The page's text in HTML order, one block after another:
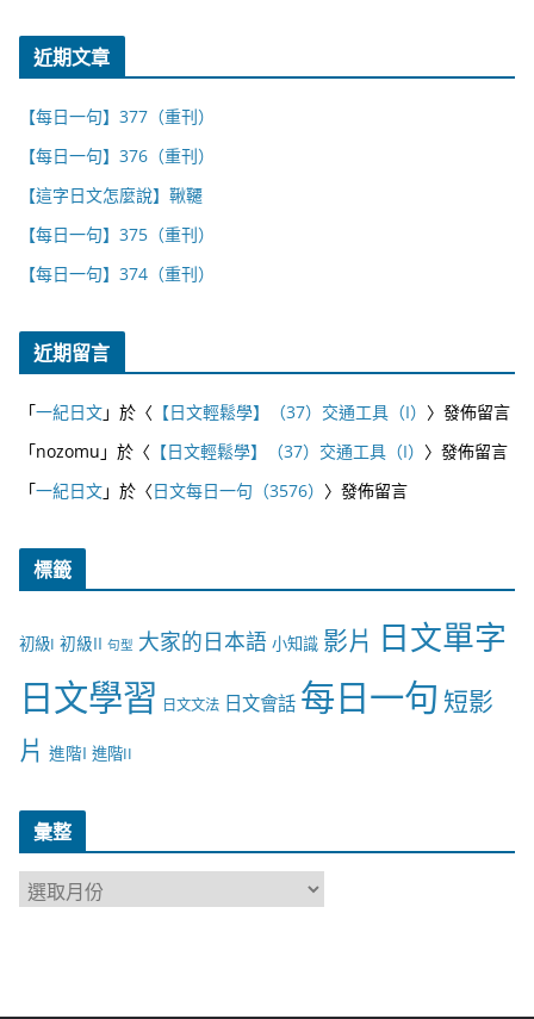
近期文章
【每日一句】377（重刊）
【每日一句】376（重刊）
【這字日文怎麼說】鞦韆
【每日一句】375（重刊）
【每日一句】374（重刊）
近期留言
「一紀日文」於〈 【日文輕鬆學】（37）交通工具（I） 〉發佈留言
「nozomu 」於〈 【日文輕鬆學】（37）交通工具（I） 〉發佈留言
「一紀日文」於〈日文每日一句（3576） 〉發佈留言
標籤
初級I 初級II 句型 大家的日本語 小知識 影片 日文單字
日文學習 日文文法 日文會話 每日一句 短影
片 進階I 進階II
彙整
彙
整